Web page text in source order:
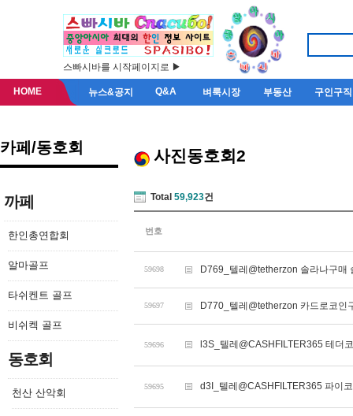
스빠시바를 시작페이지로 ▶
HOME 뉴스&공지 Q&A 벼룩시장 부동산 구인구직
카페/동호회
까페
한인총연합회
알마골프
타쉬켄트 골프
비쉬켁 골프
동호회
천산 산악회
사진동호회2
Total 59,923건
번호
59698 D769_텔레@tetherzon 솔라나구매
59697 D770_텔레@tetherzon 카드로코인
59696 l3S_텔레@CASHFILTER365 테더
59695 d3I_텔레@CASHFILTER365 파이